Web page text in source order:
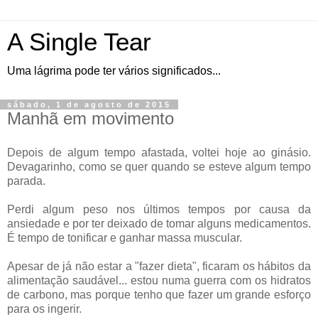
A Single Tear
Uma lágrima pode ter vários significados...
sábado, 1 de agosto de 2015
Manhã em movimento
Depois de algum tempo afastada, voltei hoje ao ginásio.
Devagarinho, como se quer quando se esteve algum tempo
parada.
Perdi algum peso nos últimos tempos por causa da
ansiedade e por ter deixado de tomar alguns medicamentos.
É tempo de tonificar e ganhar massa muscular.
Apesar de já não estar a "fazer dieta", ficaram os hábitos da
alimentação saudável... estou numa guerra com os hidratos
de carbono, mas porque tenho que fazer um grande esforço
para os ingerir.